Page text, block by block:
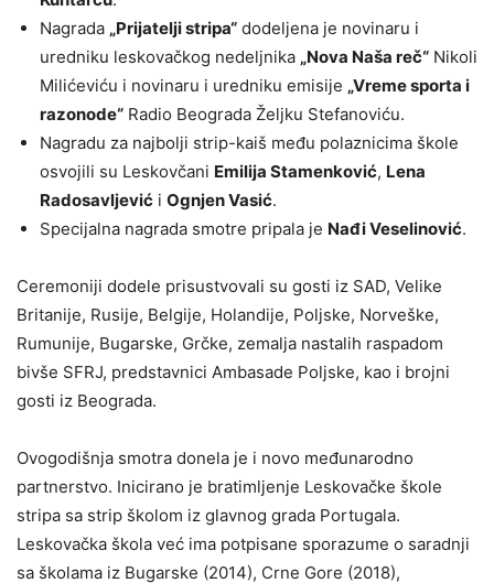
Nagrada „Prijatelji stripa“ dodeljena je novinaru i
uredniku leskovačkog nedeljnika „Nova Naša reč“ Nikoli
Milićeviću i novinaru i uredniku emisije „Vreme sporta i
razonode“ Radio Beograda Željku Stefanoviću.
Nagradu za najbolji strip-kaiš među polaznicima škole
osvojili su Leskovčani Emilija Stamenković, Lena
Radosavljević i Ognjen Vasić.
Specijalna nagrada smotre pripala je Nađi Veselinović.
Ceremoniji dodele prisustvovali su gosti iz SAD, Velike
Britanije, Rusije, Belgije, Holandije, Poljske, Norveške,
Rumunije, Bugarske, Grčke, zemalja nastalih raspadom
bivše SFRJ, predstavnici Ambasade Poljske, kao i brojni
gosti iz Beograda.
Ovogodišnja smotra donela je i novo međunarodno
partnerstvo. Inicirano je bratimljenje Leskovačke škole
stripa sa strip školom iz glavnog grada Portugala.
Leskovačka škola već ima potpisane sporazume o saradnji
sa školama iz Bugarske (2014), Crne Gore (2018),